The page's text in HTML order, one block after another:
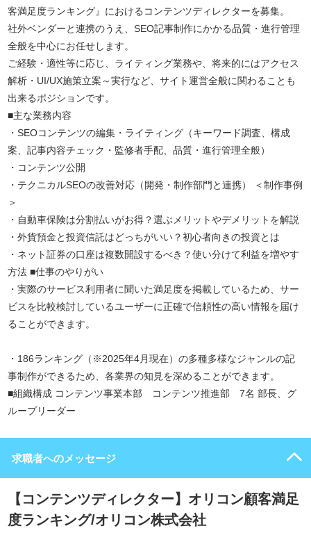
客満足度ランキング』におけるコンテンツディレクターを募集。
社外ベンダーと連携のうえ、SEO記事制作にかかる品質・進行管理
全般を中心にお任せします。
ご経験・適性等に応じ、ライティング業務や、将来的にはアクセス
解析・UI/UX施策立案～実行など、サイト運営全般に関わることも
出来るポジションです。
■主な業務内容
・SEOコンテンツの編集・ライティング（キーワード調査、構成
案、記事内容チェック・監修者手配、品質・進行管理全般）
・コンテンツ公開
・テクニカルSEOの改善対応（開発・制作部門と連携） ＜制作事例
＞
・自動車保険は分割払いがお得？選ぶメリットやデメリットを解説
・外貨預金と投資信託はどっちがいい？初心者向きの投資とは
・ネット証券の口座は複数開設するべき？使い分けて利益を増やす
方法 ■仕事のやりがい
・実際のサービス利用者に聞いた満足度を掲載しているため、サー
ビスを比較検討しているユーザーに正確で信頼性の高い情報を届け
ることができます。
・186ランキング（※2025年4月現在）の多種多様なジャンルの記
事制作ができるため、各業界の知見を深めることができます。
■組織構成 コンテンツ事業本部 コンテンツ推進部 7名 部長、グ
ループリーダー
求職者へのメッセージ
【コンテンツディレクター】オリコン顧客満足
度ランキング/オリコン株式会社